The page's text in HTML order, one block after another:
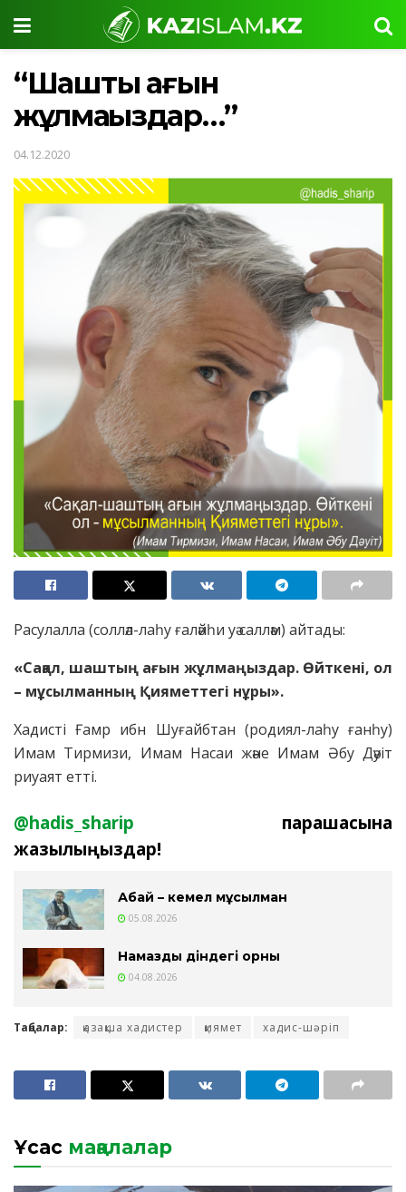
“Шаштың ағын
жұлмаңыздар…”
04.12.2020
Расулалла (солләл-лаһу ғаләйһи уә салләм) айтады:
«Сақал, шаштың ағын жұлмаңыздар. Өйткенi, ол
– мұсылманның Қияметтегi нұры».
Хадистi Ғамр ибн Шуғайбтан (родиял-лаһу ғанһу)
Имам Тирмизи, Имам Насаи және Имам Әбу Дәуіт
риуаят еттi.
@hadis_sharip парақшасына
жазылыңыздар!
Абай – кемел мұсылман
05.08.2026
Намаздың діндегі орны
04.08.2026
Таңбалар: қазақша хадистер қиямет хадис-шәріп
Ұқсас мақалалар